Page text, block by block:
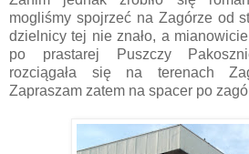
mogliśmy spojrzeć na Zagórze od
dzielnicy tej nie znało, a
po prastarej Puszczy
rozciągała się na terenach
Zapraszam zatem na spacer po